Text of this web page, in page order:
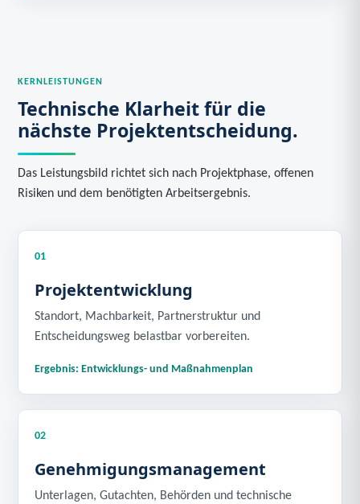
KERNLEISTUNGEN
Technische Klarheit für die
nächste Projektentscheidung.
Das Leistungsbild richtet sich nach Projektphase, offenen
Risiken und dem benötigten Arbeitsergebnis.
01
Projektentwicklung
Standort, Machbarkeit, Partnerstruktur und
Entscheidungsweg belastbar vorbereiten.
Ergebnis: Entwicklungs- und Maßnahmenplan
02
Genehmigungsmanagement
Unterlagen, Gutachten, Behörden und technische